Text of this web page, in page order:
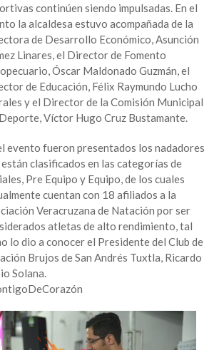
continúen siendo impulsadas. En el
la alcaldesa estuvo acompañada de la
de Desarrollo Económico, Asunción
Linares, el Director de Fomento
Óscar Maldonado Guzmán, el
de Educación, Félix Raymundo Lucho
y el Director de la Comisión Municipal
Víctor Hugo Cruz Bustamante.
evento fueron presentados los nadadores
están clasificados en las categorías de
Pre Equipo y Equipo, de los cuales
cuentan con 18 afiliados a la
Veracruzana de Natación por ser
atletas de alto rendimiento, tal
lo dio a conocer el Presidente del Club de
Brujos de San Andrés Tuxtla, Ricardo
Solana.